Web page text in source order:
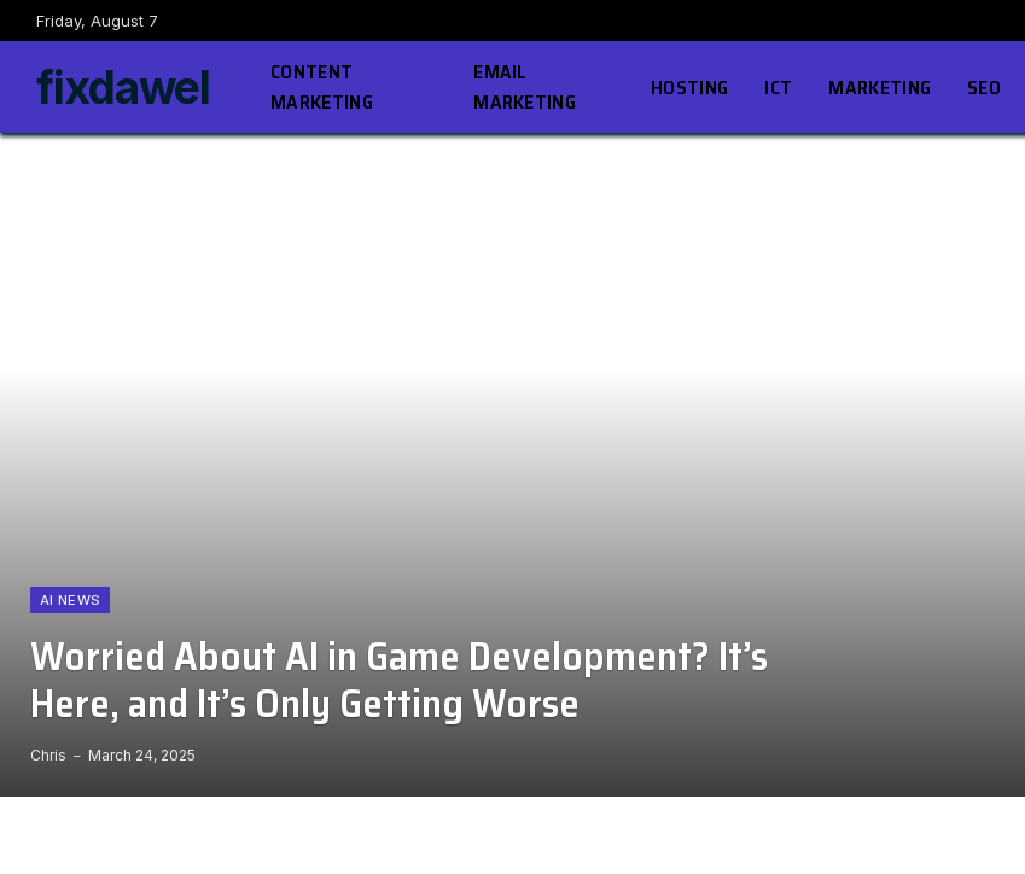
Friday, August 7
fixdawel
CONTENT
MARKETING
EMAIL
MARKETING
HOSTING ICT MARKETING SEO
AI NEWS
Worried About AI in Game Development? It’s
Here, and It’s Only Getting Worse
Chris March 24, 2025